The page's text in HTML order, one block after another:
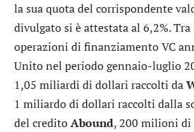
la sua quota del corrispondente
divulgato si è attestata al 6,2%.
operazioni di finanziamento VC
Unito nel periodo gennaio-luglio
1,05 miliardi di dollari raccolti da
1 miliardo di dollari raccolti dalla
del creditoAbound, 200 milioni